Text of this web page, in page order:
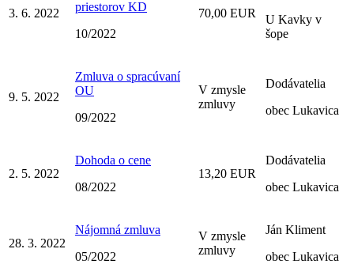
3. 6. 2022
priestorov KD
10/2022
70,00 EUR
U Kavky v
šope
9. 5. 2022
Zmluva o spracúvaní
OU
09/2022
V zmysle
zmluvy
Dodávatelia
obec Lukavica
2. 5. 2022
Dohoda o cene
08/2022
13,20 EUR
Dodávatelia
obec Lukavica
28. 3. 2022
Nájomná zmluva
05/2022
V zmysle
zmluvy
Ján Kliment
obec Lukavica